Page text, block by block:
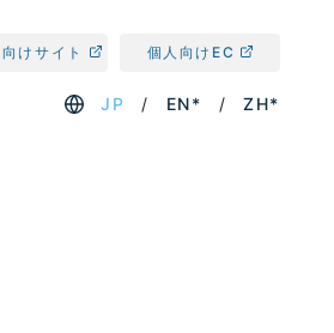
けサイト 個人向けEC
JP EN* ZH*